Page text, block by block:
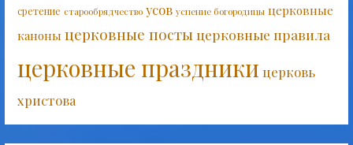
сретение старообрядчество усов успение богородицы церковные
каноны церковные посты церковные правила
церковные праздникицерковь
христова